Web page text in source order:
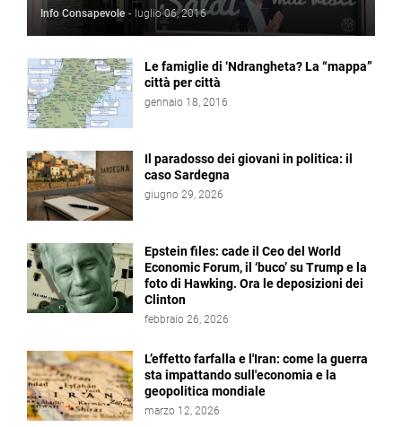
Info Consapevole - luglio 06, 2016
Le famiglie di ‘Ndrangheta? La “mappa”
città per città
gennaio 18, 2016
Il paradosso dei giovani in politica: il
caso Sardegna
giugno 29, 2026
Epstein files: cade il Ceo del World
Economic Forum, il ‘buco’ su Trump e la
foto di Hawking. Ora le deposizioni dei
Clinton
febbraio 26, 2026
L’effetto farfalla e l'Iran: come la guerra
sta impattando sull'economia e la
geopolitica mondiale
marzo 12, 2026